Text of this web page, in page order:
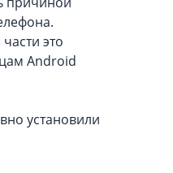
это
Android
установили